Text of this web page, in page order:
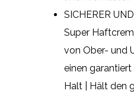
SICHERER
Super
von Ober- und
einen
Halt | Hält den